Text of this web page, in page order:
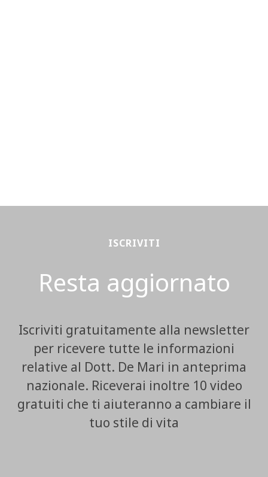
ISCRIVITI
Resta aggiornato
Iscriviti gratuitamente alla newsletter
per ricevere tutte le informazioni
relative al Dott. De Mari in anteprima
nazionale. Riceverai inoltre 10 video
gratuiti che ti aiuteranno a cambiare il
tuo stile di vita